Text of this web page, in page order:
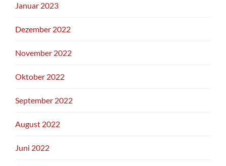
Januar 2023
Dezember 2022
November 2022
Oktober 2022
September 2022
August 2022
Juni 2022